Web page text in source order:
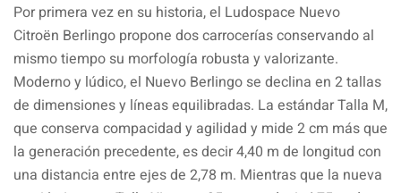
Por primera vez en su historia, el Ludospace Nuevo
Citroën Berlingo propone dos carrocerías conservando al
mismo tiempo su morfología robusta y valorizante.
Moderno y lúdico, el Nuevo Berlingo se declina en 2 tallas
de dimensiones y líneas equilibradas. La estándar Talla M,
que conserva compacidad y agilidad y mide 2 cm más que
la generación precedente, es decir 4,40 m de longitud con
una distancia entre ejes de 2,78 m. Mientras que la nueva